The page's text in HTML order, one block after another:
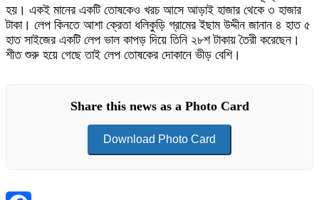
হয়। একই মানের একটি তোষকেও খরচ আসে আড়াই হাজার থেকে ৩ হাজার
টাকা। লেপ কিনতে আশা ক্রেতা ধলিকুড়ি গ্রামের ইছাম উদ্দীন জানান ৪ হাত ৫
হাত সাইজের একটি লেপ ভাল কাপড় দিয়ে তিনি ২৮শ টাকায় তৈরী করেছেন।
শীত শুরু হয়ে গেছে তাই লেপ তোষকের দোকানে ভীড় বেশি।
Share this news as a Photo Card
Download Photo Card